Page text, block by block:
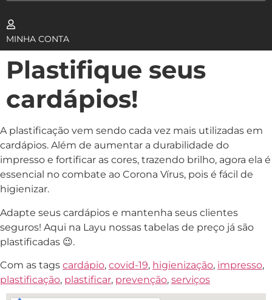
MINHA CONTA
Plastifique seus
cardápios!
A plastificação vem sendo cada vez mais utilizadas em
cardápios. Além de aumentar a durabilidade do
impresso e fortificar as cores, trazendo brilho, agora ela é
essencial no combate ao Corona Vírus, pois é fácil de
higienizar.
Adapte seus cardápios e mantenha seus clientes
seguros! Aqui na Layu nossas tabelas de preço já são
plastificadas 😉.
Com as tags cardápio, covid-19, higienização, impresso,
plastificação, plastificar, prevenção, serviços